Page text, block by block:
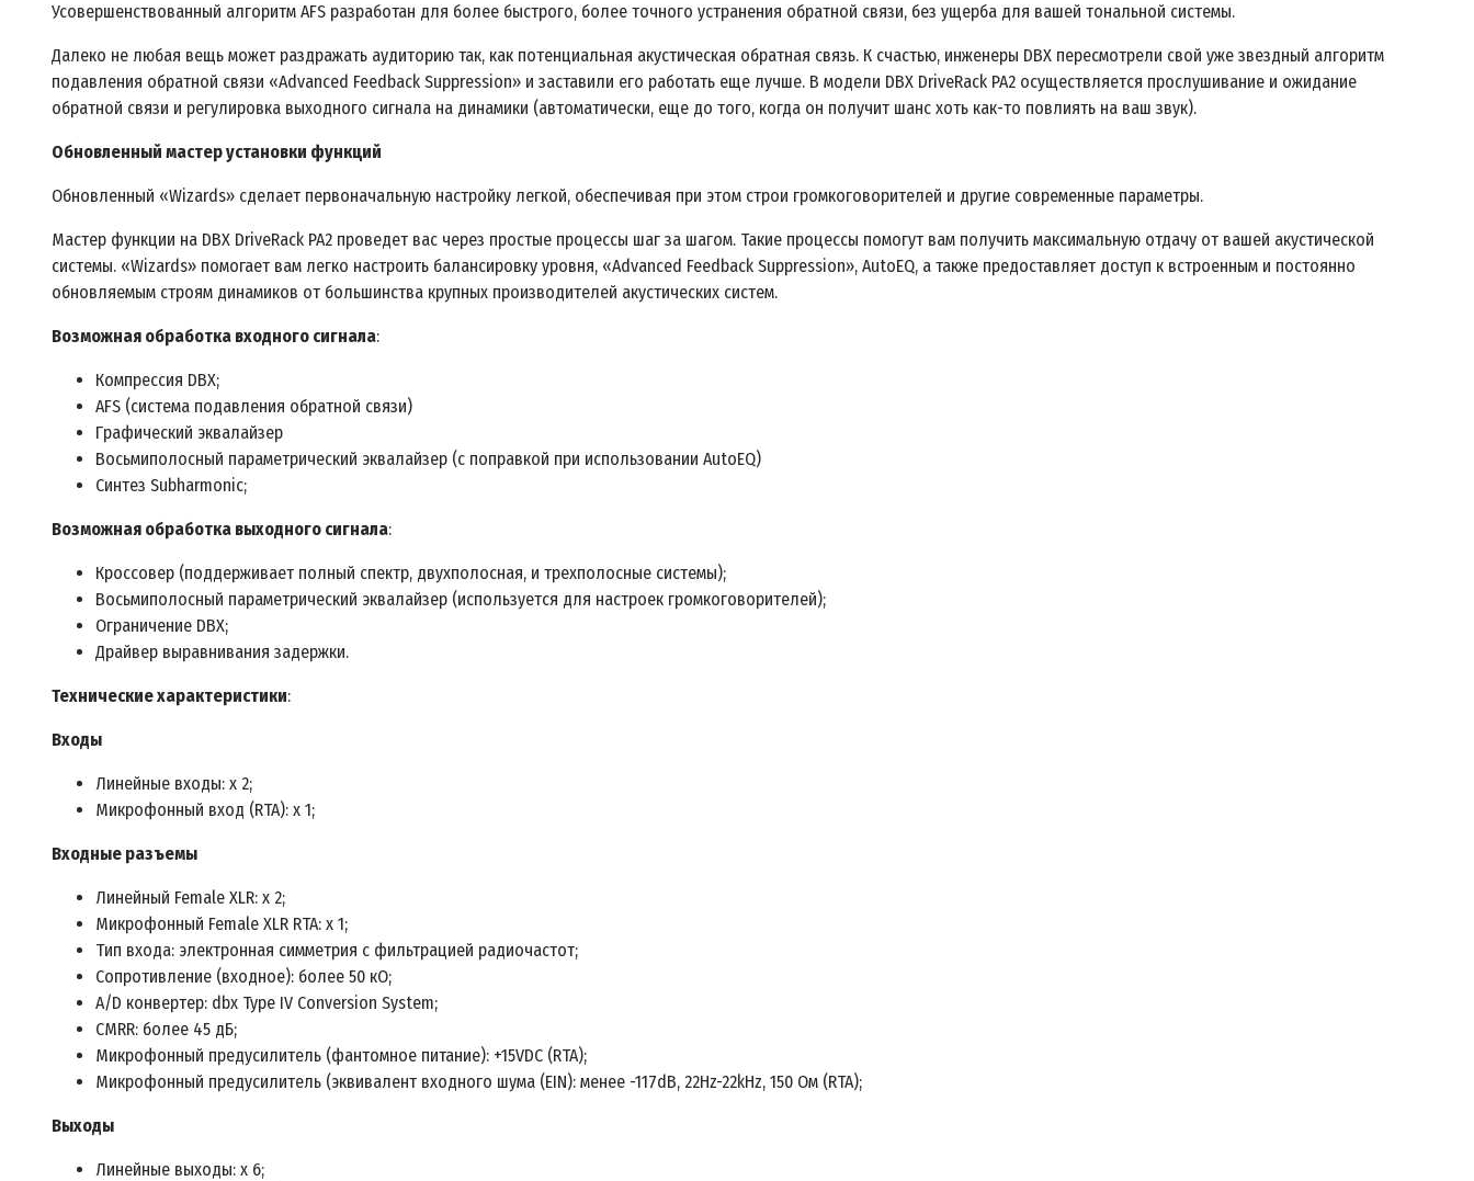
Усовершенствованный алгоритм AFS разработан для более быстрого, более точного устранения обратной связи, без ущерба для вашей тональной системы.
Далеко не любая вещь может раздражать аудиторию так, как потенциальная акустическая обратная связь. К счастью, инженеры DBX пересмотрели свой уже звездный алгоритм
подавления обратной связи «Advanced Feedback Suppression» и заставили его работать еще лучше. В модели DBX DriveRack PA2 осуществляется прослушивание и ожидание
обратной связи и регулировка выходного сигнала на динамики (автоматически, еще до того, когда он получит шанс хоть как-то повлиять на ваш звук).
Обновленный мастер установки функций
Обновленный «Wizards» сделает первоначальную настройку легкой, обеспечивая при этом строи громкоговорителей и другие современные параметры.
Мастер функции на DBX DriveRack PA2 проведет вас через простые процессы шаг за шагом. Такие процессы помогут вам получить максимальную отдачу от вашей акустической
системы. «Wizards» помогает вам легко настроить балансировку уровня, «Advanced Feedback Suppression», AutoEQ, а также предоставляет доступ к встроенным и постоянно
обновляемым строям динамиков от большинства крупных производителей акустических систем.
Возможная обработка входного сигнала:
Компрессия DBX;
AFS (система подавления обратной связи)
Графический эквалайзер
Восьмиполосный параметрический эквалайзер (с поправкой при использовании AutoEQ)
Синтез Subharmonic;
Возможная обработка выходного сигнала:
Кроссовер (поддерживает полный спектр, двухполосная, и трехполосные системы);
Восьмиполосный параметрический эквалайзер (используется для настроек громкоговорителей);
Ограничение DBX;
Драйвер выравнивания задержки.
Технические характеристики:
Входы
Линейные входы: х 2;
Микрофонный вход (RTA): х 1;
Входные разъемы
Линейный Female XLR: х 2;
Микрофонный Female XLR RTA: х 1;
Тип входа: электронная симметрия с фильтрацией радиочастот;
Сопротивление (входное): более 50 кО;
A/D конвертер: dbx Type IV Conversion System;
CMRR: более 45 дБ;
Микрофонный предусилитель (фантомное питание): +15VDC (RTA);
Микрофонный предусилитель (эквивалент входного шума (EIN): менее -117dB, 22Hz-22kHz, 150 Ом (RTA);
Выходы
Линейные выходы: х 6;